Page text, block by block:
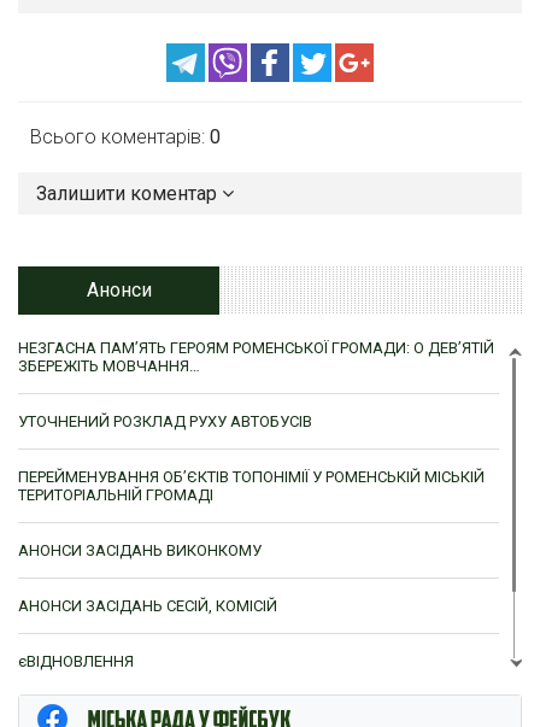
Всього коментарів: 0
Залишити коментар
Анонси
НЕЗГАСНА ПАМ’ЯТЬ ГЕРОЯМ РОМЕНСЬКОЇ ГРОМАДИ: О ДЕВ’ЯТІЙ
ЗБЕРЕЖІТЬ МОВЧАННЯ…
УТОЧНЕНИЙ РОЗКЛАД РУХУ АВТОБУСІВ
ПЕРЕЙМЕНУВАННЯ ОБ’ЄКТІВ ТОПОНІМІЇ У РОМЕНСЬКІЙ МІСЬКІЙ
ТЕРИТОРІАЛЬНІЙ ГРОМАДІ
АНОНСИ ЗАСІДАНЬ ВИКОНКОМУ
АНОНСИ ЗАСІДАНЬ СЕСІЙ, КОМІСІЙ
єВІДНОВЛЕННЯ
ЦНАП м. Ромни